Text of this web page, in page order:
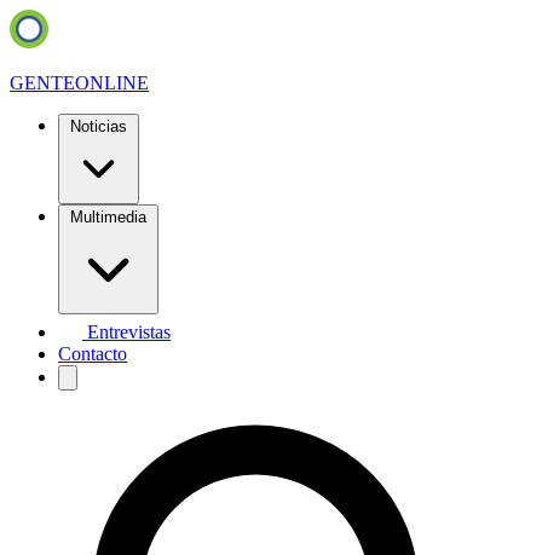
GENTEONLINE
Noticias
Multimedia
Entrevistas
Contacto